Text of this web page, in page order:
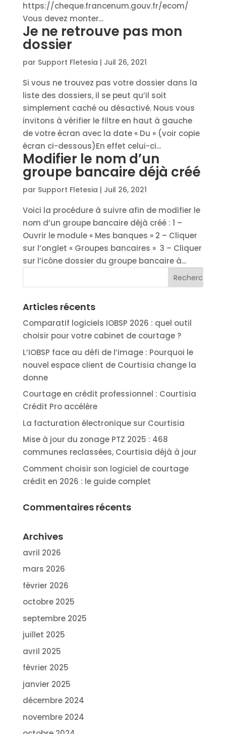
https://cheque.francenum.gouv.fr/ecom/
Vous devez monter...
Je ne retrouve pas mon
dossier
par Support Fletesia | Juil 26, 2021
Si vous ne trouvez pas votre dossier dans la
liste des dossiers, il se peut qu’il soit
simplement caché ou désactivé. Nous vous
invitons à vérifier le filtre en haut à gauche
de votre écran avec la date « Du » (voir copie
écran ci-dessous)En effet celui-ci...
Modifier le nom d’un
groupe bancaire déjà créé
par Support Fletesia | Juil 26, 2021
Voici la procédure à suivre afin de modifier le
nom d’un groupe bancaire déjà créé : 1 –
Ouvrir le module « Mes banques » 2 – Cliquer
sur l’onglet « Groupes bancaires » 3 – Cliquer
sur l’icône dossier du groupe bancaire à...
Articles récents
Comparatif logiciels IOBSP 2026 : quel outil
choisir pour votre cabinet de courtage ?
L’IOBSP face au défi de l’image : Pourquoi le
nouvel espace client de Courtisia change la
donne
Courtage en crédit professionnel : Courtisia
Crédit Pro accélère
La facturation électronique sur Courtisia
Mise à jour du zonage PTZ 2025 : 468
communes reclassées, Courtisia déjà à jour
Comment choisir son logiciel de courtage
crédit en 2026 : le guide complet
Commentaires récents
Archives
avril 2026
mars 2026
février 2026
octobre 2025
septembre 2025
juillet 2025
avril 2025
février 2025
janvier 2025
décembre 2024
novembre 2024